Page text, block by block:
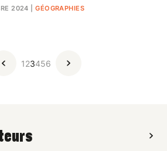
2024 |GÉOGRAPHIES
123456